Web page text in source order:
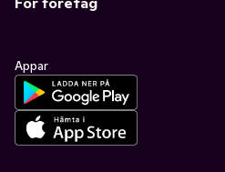
Appar